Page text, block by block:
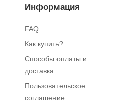
Информация
FAQ
Как купить?
Способы оплаты и
доставка
Пользовательское
соглашение